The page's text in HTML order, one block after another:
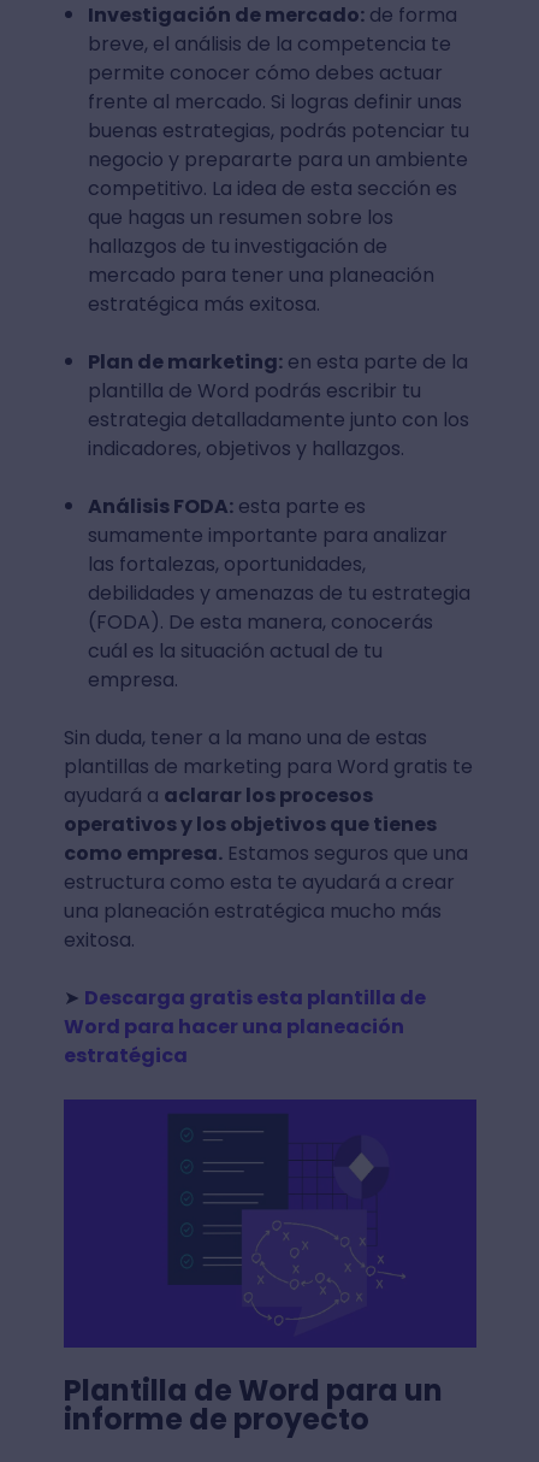
Investigación de mercado:de forma
breve, el análisis de la competencia te
permite conocer cómo debes actuar
frente al mercado. Si logras definir unas
buenas estrategias, podrás potenciar tu
negocio y prepararte para un ambiente
competitivo. La idea de esta sección es
que hagas un resumen sobre los
hallazgos de tu investigación de
mercado para tener una planeación
estratégica más exitosa.
Plan de marketing:en esta parte de la
plantilla de Word podrás escribir tu
estrategia detalladamente junto con los
indicadores, objetivos y hallazgos.
Análisis FODA:esta parte es
sumamente importante para analizar
las fortalezas, oportunidades,
debilidades y amenazas de tu estrategia
(FODA). De esta manera, conocerás
cuál es la situación actual de tu
empresa.
Sin duda, tener a la mano una de estas
plantillas de marketing para Word gratis te
ayudará a aclarar los procesos
operativos y los objetivos que tienes
como empresa.Estamos seguros que una
estructura como esta te ayudará a crear
una planeación estratégica mucho más
exitosa.
➤ Descarga gratis esta plantilla de
Word para hacer una planeación
estratégica
Plantilla de Word para un
informe de proyecto